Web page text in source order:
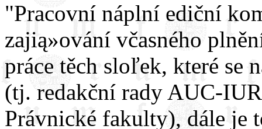
"Pracovní náplní ediční
zajią»ování včasného
práce těch sloľek, které se
(tj. redakční rady AUC-
Právnické fakulty), dále je